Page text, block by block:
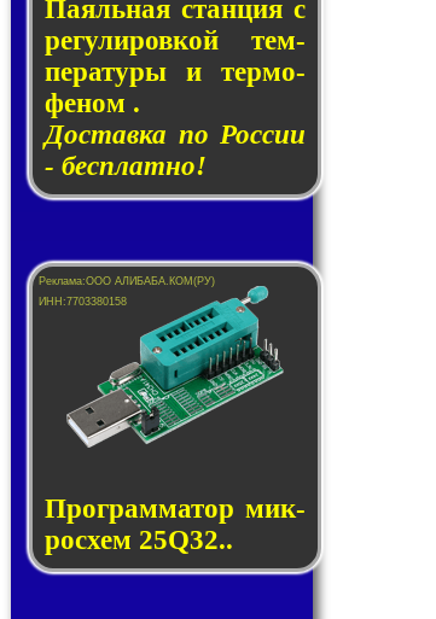
Паяльная стан­ция с
ре­гу­ли­ров­кой тем­
пе­ра­ту­ры и тер­мо­
фе­ном .
Доставка по России
- бесплатно!
Прог­рам­ма­тор мик­
ро­схем 25Q32..